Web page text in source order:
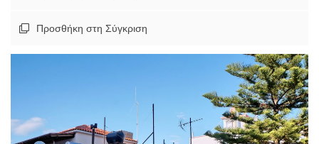
Προσθήκη στη Σύγκριση